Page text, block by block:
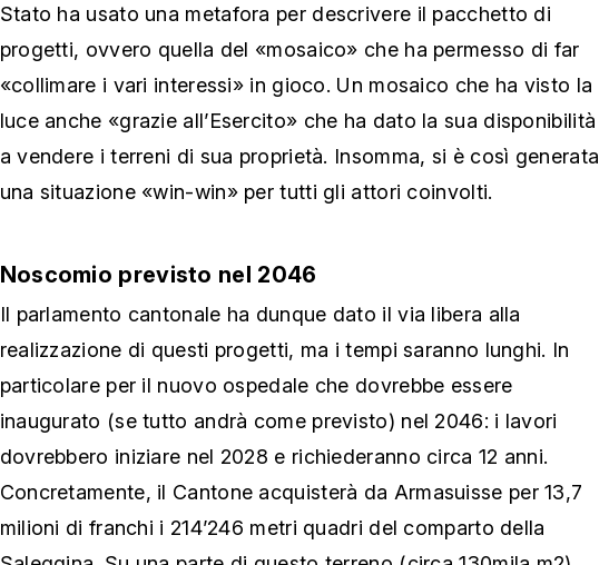
Stato ha usato una metafora per descrivere il pacchetto di
progetti, ovvero quella del «mosaico» che ha permesso di far
«collimare i vari interessi» in gioco. Un mosaico che ha visto la
luce anche «grazie all’Esercito» che ha dato la sua disponibilità
a vendere i terreni di sua proprietà. Insomma, si è così generata
una situazione «win-win» per tutti gli attori coinvolti.
Noscomio previsto nel 2046
Il parlamento cantonale ha dunque dato il via libera alla
realizzazione di questi progetti, ma i tempi saranno lunghi. In
particolare per il nuovo ospedale che dovrebbe essere
inaugurato (se tutto andrà come previsto) nel 2046: i lavori
dovrebbero iniziare nel 2028 e richiederanno circa 12 anni.
Concretamente, il Cantone acquisterà da Armasuisse per 13,7
milioni di franchi i 214’246 metri quadri del comparto della